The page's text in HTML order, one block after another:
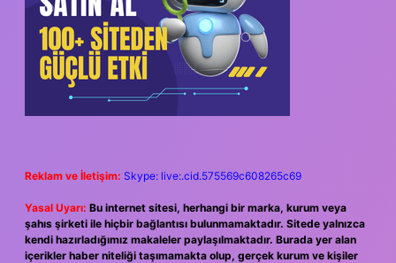
Reklam ve İletişim: Skype: live:.cid.575569c608265c69
Yasal Uyarı: Bu internet sitesi, herhangi bir marka, kurum veya
şahıs şirketi ile hiçbir bağlantısı bulunmamaktadır. Sitede yalnızca
kendi hazırladığımız makaleler paylaşılmaktadır. Burada yer alan
içerikler haber niteliği taşımamakta olup, gerçek kurum ve kişiler